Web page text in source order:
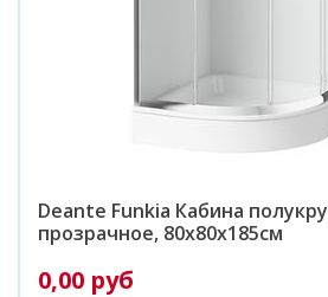
Deante Funkia Кабина
прозрачное, 80х80х185см
0,00 руб